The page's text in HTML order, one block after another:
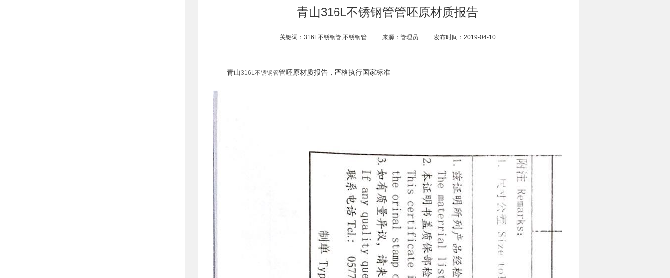
青山316L不锈钢管​管呸原材质报告
关键词：316L不锈钢管,不锈钢管 来源：管理员 发布时间：2019-04-10
青山316L不锈钢管管呸原材质报告，严格执行国家标准